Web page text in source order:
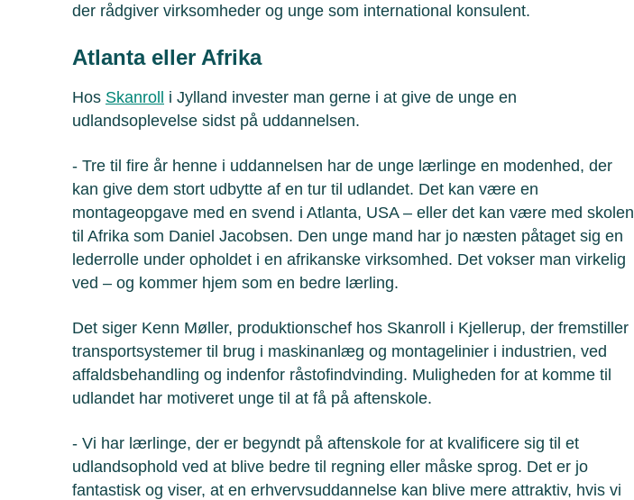
der rådgiver virksomheder og unge som international konsulent.
Atlanta eller Afrika
Hos Skanroll i Jylland invester man gerne i at give de unge en
udlandsoplevelse sidst på uddannelsen.
- Tre til fire år henne i uddannelsen har de unge lærlinge en modenhed, der
kan give dem stort udbytte af en tur til udlandet. Det kan være en
montageopgave med en svend i Atlanta, USA – eller det kan være med skolen
til Afrika som Daniel Jacobsen. Den unge mand har jo næsten påtaget sig en
lederrolle under opholdet i en afrikanske virksomhed. Det vokser man virkelig
ved – og kommer hjem som en bedre lærling.
Det siger Kenn Møller, produktionschef hos Skanroll i Kjellerup, der fremstiller
transportsystemer til brug i maskinanlæg og montagelinier i industrien, ved
affaldsbehandling og indenfor råstofindvinding. Muligheden for at komme til
udlandet har motiveret unge til at få på aftenskole.
- Vi har lærlinge, der er begyndt på aftenskole for at kvalificere sig til et
udlandsophold ved at blive bedre til regning eller måske sprog. Det er jo
fantastisk og viser, at en erhvervsuddannelse kan blive mere attraktiv, hvis vi